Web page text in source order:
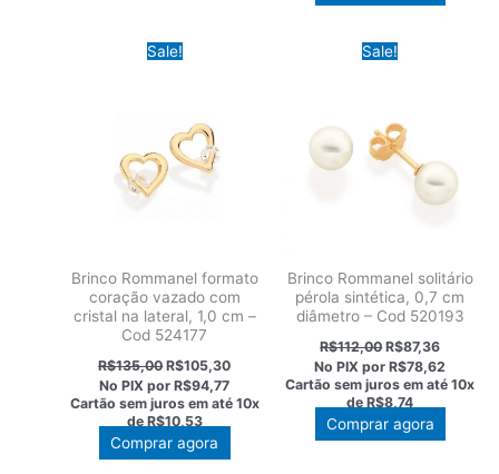
Sale!
Brinco Rommanel formato
coração vazado com
cristal na lateral, 1,0 cm –
Cod 524177
R$135,00O
preço
original
era:
R$135,00.
R$105,30O
atual
é:
R$105,30.
No PIX porR$94,77
Cartão sem juros em até 10x
deR$10,53
Comprar agora
Sale!
Brinco Rommanel solitário
pérola sintética, 0,7 cm
diâmetro – Cod 520193
R$112,00O
preço
original
era:
R$112,00.
R$87,36O
preço
atual
é:
R$87,36.
No PIX porR$78,62
Cartão sem juros em até10x
de R$8,74
Comprar agora